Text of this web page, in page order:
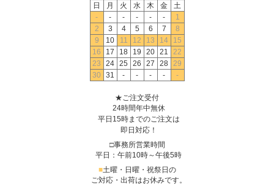
日
月 火 水 木 金
土
-
- - - - -
1
2
3 4 5 6 7
8
9
10 11 12 13 14
15
16
17 18 19 20 21
22
23
24 25 26 27 28
29
30
31 - - - - -
★ご注文受付
24時間年中無休
平日15時までのご注文は
即日対応！
□事務所営業時間
平日：午前10時～午後5時
■土曜・日曜・祝祭日の
ご対応・出荷はお休みです。